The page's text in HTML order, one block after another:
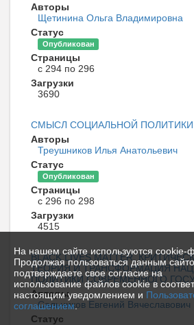
На нашем сайте используются cookie-
Продолжая пользоваться данным
подтверждаете свое согласие на
использование файлов cookie в
настоящим уведомлением и
соглашением.
Авторы
Щетинина Ольга Владимировна
Статус
Опубликован
Страницы
с 294 по 296
Загрузки
3690
СМЫСЛ СОЦИАЛЬНОЙ ПОЛИТИКИ
Авторы
Треушников Илья Анатольевич
Статус
Опубликован
Страницы
с 296 по 298
Загрузки
4515
BLACK LIVES MATTER,
ТЕОРИЯ И ТРАНСФОРМАЦИЯ
ПОЛИТИКИ СОВРЕМЕННОГО
Авторы
Сальников Евгений Вячеславович
Статус